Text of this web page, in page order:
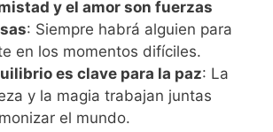
y el amor son fuerzas
: Siempre habrá alguien para
en los momentos difíciles.
es clave para la paz: La
y la magia trabajan juntas
el mundo.